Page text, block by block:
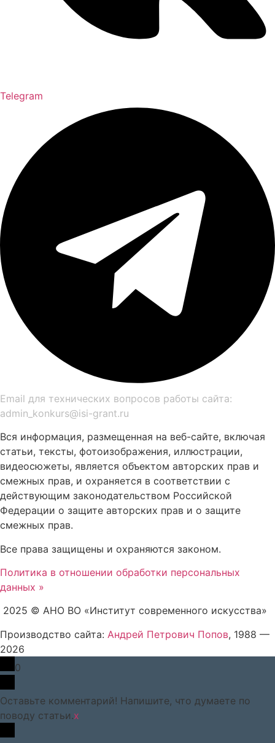
Telegram
Email для технических вопросов работы сайта:
admin_konkurs@isi-grant.ru
Вся информация, размещенная на веб-сайте, включая
статьи, тексты, фотоизображения, иллюстрации,
видеосюжеты, является объектом авторских прав и
смежных прав, и охраняется в соответствии с
действующим законодательством Российской
Федерации о защите авторских прав и о защите
смежных прав.
Все права защищены и охраняются законом.
Политика в отношении обработки персональных
данных »
2025 © АНО ВО «Институт современного искусства»
Производство сайта: Андрей Петрович Попов, 1988 —
2026
0
Оставьте комментарий! Напишите, что думаете по
поводу статьи.x